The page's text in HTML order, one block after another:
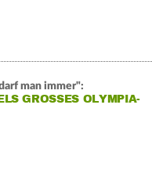
man immer":
GROSSES OLYMPIA-Z